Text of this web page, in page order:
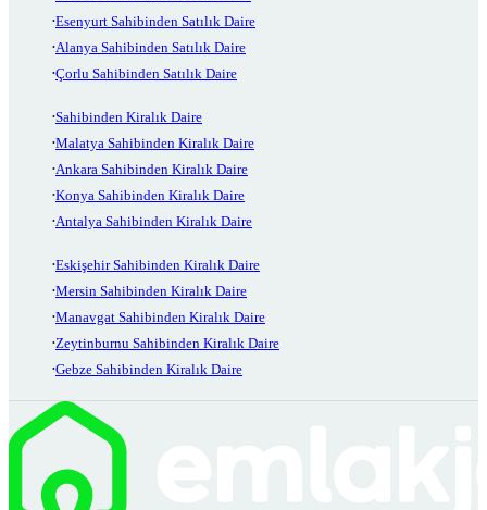
Esenyurt Sahibinden Satılık Daire
Alanya Sahibinden Satılık Daire
Çorlu Sahibinden Satılık Daire
Sahibinden Kiralık Daire
Malatya Sahibinden Kiralık Daire
Ankara Sahibinden Kiralık Daire
Konya Sahibinden Kiralık Daire
Antalya Sahibinden Kiralık Daire
Eskişehir Sahibinden Kiralık Daire
Mersin Sahibinden Kiralık Daire
Manavgat Sahibinden Kiralık Daire
Zeytinburnu Sahibinden Kiralık Daire
Gebze Sahibinden Kiralık Daire